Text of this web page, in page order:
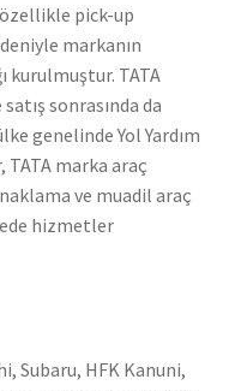
özellikle pick-up
markanın
kurulmuştur. TATA
sonrasında da
genelinde Yol Yardım
marka araç
ve muadil araç
hizmetler
Subaru, HFK Kanuni,